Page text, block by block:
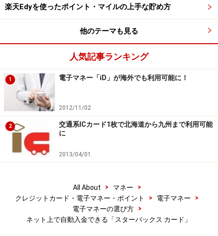
の入金100円で1マイル、ドリンクなどの購入100円で1マ
イルが貯まるようになりました。5月15日からは、ANA
の1万マイルをスターバックス カード1万円として登録で
スターバックスでは、顧客とのつながりを強めていく中
で、より魅力的な「スターバックス体験」 を楽しんでも
らえるように、スターバックス カードの機能強化や自社
サイトなどのサービス拡充に力を入れています。以前ス
ターバックス コーヒー ジャパンにインタビューした際、
サービス変更以前の店舗全体の売上として、約8％をカ
ード会員が占めていたということですが、3年後には
※記事内容は執筆時点のものです。最新の内容をご確認くださ
い。
本記事の内容は一般的な情報提供を目的としており、特定の金融
商品や投資行動を推奨するものではありません。
楽天Edyを使ったポイント・マイルの上手な貯め方
他のテーマも見る
人気記事ランキング
1 電子マネー「iD」が海外でも利用可能に！
2012/11/02
2
交通系ICカード1枚で北海道から九州まで利用可能
に
2013/04/01
All About > マネー
>
クレジットカード・電子マネー・ポイント
> 電子マネー
>
電子マネーの選び方
>
ネット上で自動入金できる「スターバックス カード」